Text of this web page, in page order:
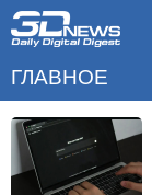
ГЛАВНОЕ